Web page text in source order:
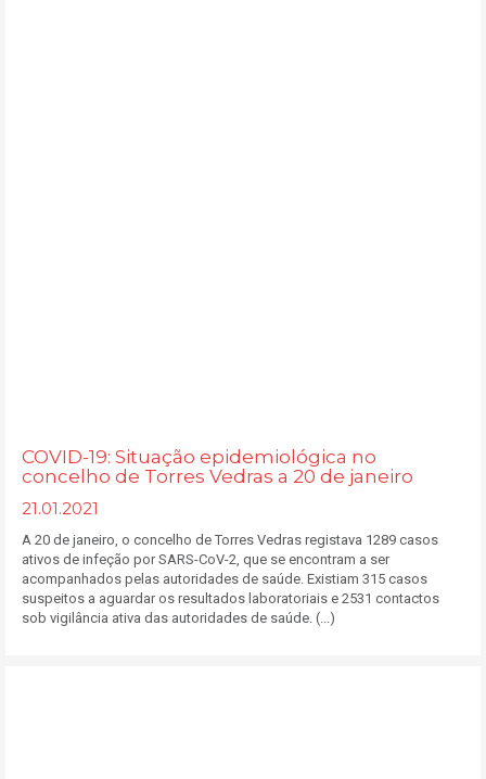
COVID-19: Situação epidemiológica no
concelho de Torres Vedras a 20 de janeiro
21.01.2021
A 20 de janeiro, o concelho de Torres Vedras registava 1289 casos
ativos de infeção por SARS-CoV-2, que se encontram a ser
acompanhados pelas autoridades de saúde. Existiam 315 casos
suspeitos a aguardar os resultados laboratoriais e 2531 contactos
sob vigilância ativa das autoridades de saúde. (...)